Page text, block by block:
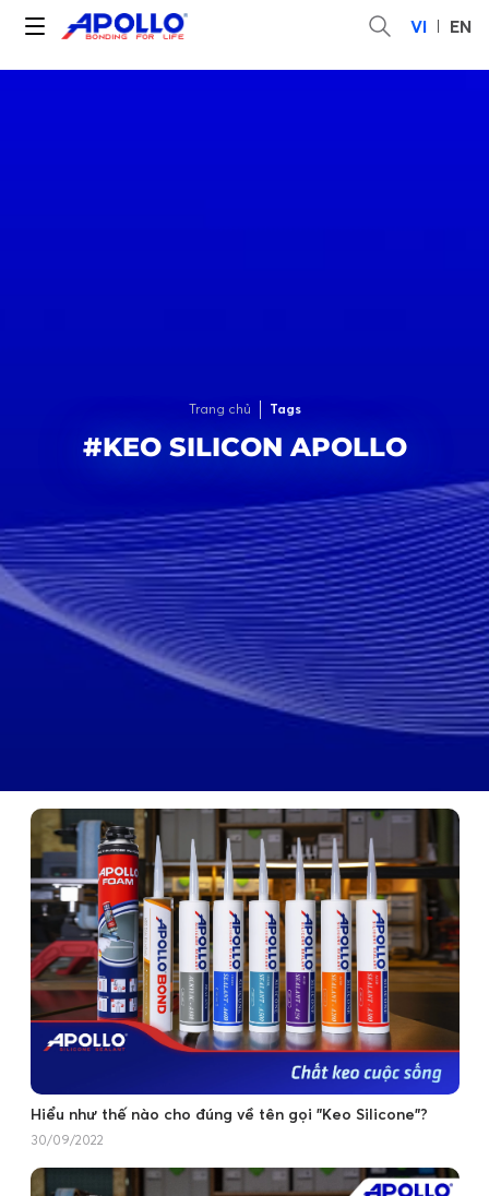
VI EN
Trang chủ Tags
#KEO SILICON APOLLO
Hiểu như thế nào cho đúng về tên gọi "Keo Silicone"?
30/09/2022